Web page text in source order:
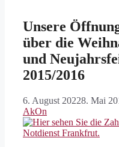
Unsere
über die
und
2015/2016
6. August 20228. Mai
AkOn